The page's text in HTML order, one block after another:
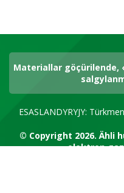
Materiallar göçürilende,
ESASLANDYRYJY:
© Copyright 2026. Ähli
elektron